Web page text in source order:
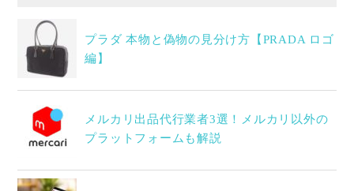
プラダ 本物と偽物の見分け方【PRADA ロゴ
編】
メルカリ出品代行業者3選！メルカリ以外の
プラットフォームも解説